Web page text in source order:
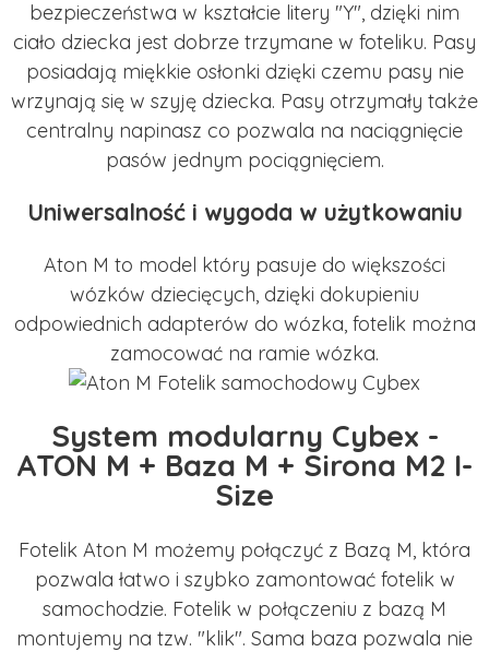
bezpieczeństwa w kształcie litery "Y", dzięki nim
ciało dziecka jest dobrze trzymane w foteliku. Pasy
posiadają miękkie osłonki dzięki czemu pasy nie
wrzynają się w szyję dziecka. Pasy otrzymały także
centralny napinasz co pozwala na naciągnięcie
pasów jednym pociągnięciem.
Uniwersalność i wygoda w użytkowaniu
Aton M to model który pasuje do większości
wózków dziecięcych, dzięki dokupieniu
odpowiednich adapterów do wózka, fotelik można
zamocować na ramie wózka.
System modularny Cybex -
ATON M + Baza M + Sirona M2 I-
Size
Fotelik Aton M możemy połączyć z Bazą M, która
pozwala łatwo i szybko zamontować fotelik w
samochodzie. Fotelik w połączeniu z bazą M
montujemy na tzw. "klik". Sama baza pozwala nie